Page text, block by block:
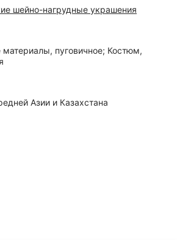
шейно-нагрудные украшения
пуговичное; Костюм,
Азии и Казахстана